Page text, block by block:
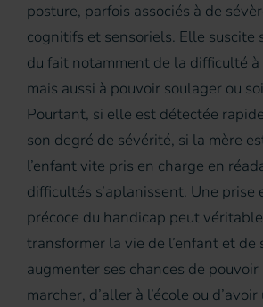
posture, parfois associés à de
cognitifs et sensoriels. Elle suscite
du fait notamment de la difficulté à
mais aussi à pouvoir soulager ou
Pourtant, si elle est détectée
son degré de sévérité, si la mère
l’enfant vite pris en charge en
difficultés s’aplanissent. Une prise
précoce du handicap peut
transformer la vie de l’enfant et de
augmenter ses chances de
marcher, d’aller à l’école ou